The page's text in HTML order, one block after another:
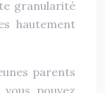
granularité
hautement
parents
pouvez